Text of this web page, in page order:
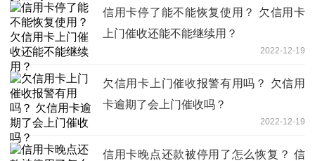
信用卡停了能不能恢复使用？ 欠信用卡
上门催收还能不能继续用？
2022-12-19
欠信用卡上门催收报警有用吗？ 欠信用
卡逾期了会上门催收吗？
2022-12-19
信用卡晚点还款被停用了怎么恢复？ 信